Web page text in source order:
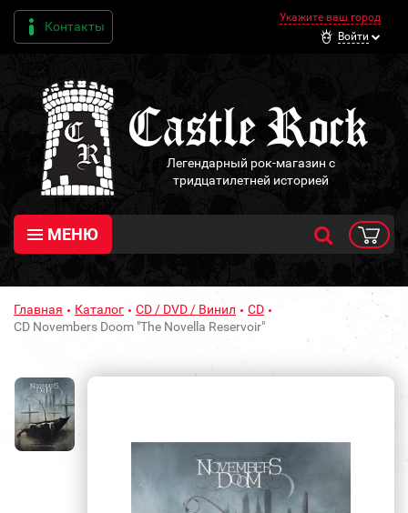
Контакты
Укажите ваш город
Войти
Легендарный рок-магазин с
тридцатилетней историей
МЕНЮ
Главная Каталог CD / DVD / Винил
CD
CD Novembers Doom "The Novella Reservoir"